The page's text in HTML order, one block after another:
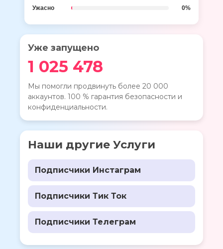
Ужасно
0%
Уже запущено
1 025 478
Мы помогли продвинуть более 20 000
аккаунтов. 100 % гарантия безопасности и
конфиденциальности.
Наши другие Услуги
Подписчики Инстаграм
Подписчики Тик Ток
Подписчики Телеграм